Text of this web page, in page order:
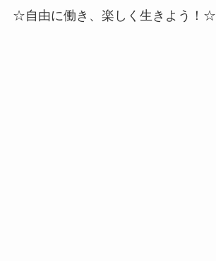
☆自由に働き、楽しく生きよう！☆